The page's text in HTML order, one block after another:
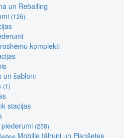
un Reballing
(126)
komplekti
un šabloni
(1)
stacijas
(258)
Mobilie tālruņi un Planšetes